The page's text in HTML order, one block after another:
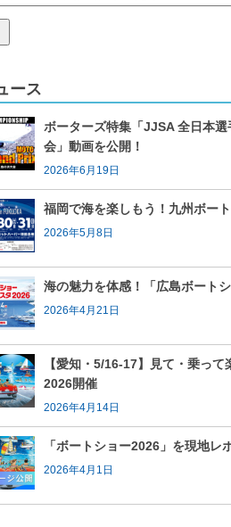
ース
ボーターズ特集「JJSA 全日本
会」動画を公開！
2026年6月19日
福岡で海を楽しもう！九州ボー
2026年5月8日
海の魅力を体感！「広島ボート
2026年4月21日
【愛知・5/16-17】見て・乗っ
2026開催
2026年4月14日
「ボートショー2026」を現地レ
2026年4月1日